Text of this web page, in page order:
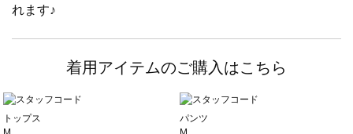
れます♪
着用アイテムのご購入はこちら
トップス
パンツ